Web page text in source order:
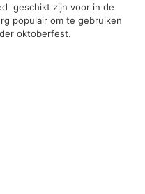
geschikt zijn voor in de
populair om te gebruiken
oktoberfest.